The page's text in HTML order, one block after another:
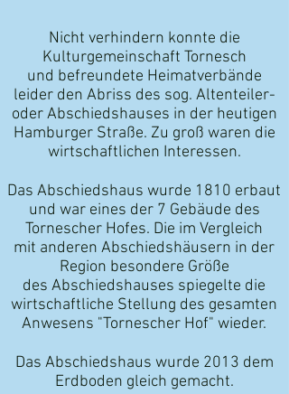
Nicht verhindern konnte die
Kulturgemeinschaft Tornesch
und befreundete Heimatverbände
leider den Abriss des sog. Altenteiler-
oder Abschiedshauses in der heutigen
Hamburger Straße. Zu groß waren die
wirtschaftlichen Interessen.
Das Abschiedshaus wurde 1810 erbaut
und war eines der 7 Gebäude des
Tornescher Hofes. Die im Vergleich
mit anderen Abschiedshäusern in der
Region besondere Größe
des Abschiedshauses spiegelte die
wirtschaftliche Stellung des gesamten
Anwesens "Tornescher Hof" wieder.
Das Abschiedshaus wurde 2013 dem
Erdboden gleich gemacht.